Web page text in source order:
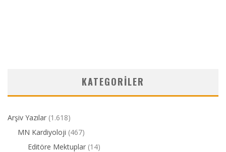
KATEGORILER
Arşiv Yazılar (1.618)
MN Kardiyoloji (467)
Editöre Mektuplar (14)